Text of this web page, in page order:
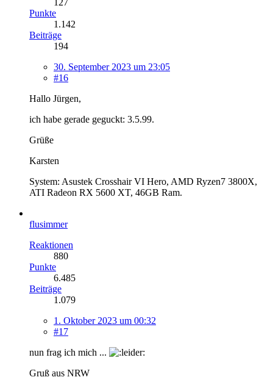
Punkte
1.142
Beiträge
194
30. September 2023 um 23:05
#16
Hallo Jürgen,
ich habe gerade geguckt: 3.5.99.
Grüße
Karsten
System: Asustek Crosshair VI Hero, AMD Ryzen7 3800X,
ATI Radeon RX 5600 XT, 46GB Ram.
flusimmer
Reaktionen
880
Punkte
6.485
Beiträge
1.079
1. Oktober 2023 um 00:32
#17
nun frag ich mich ...
Gruß aus NRW